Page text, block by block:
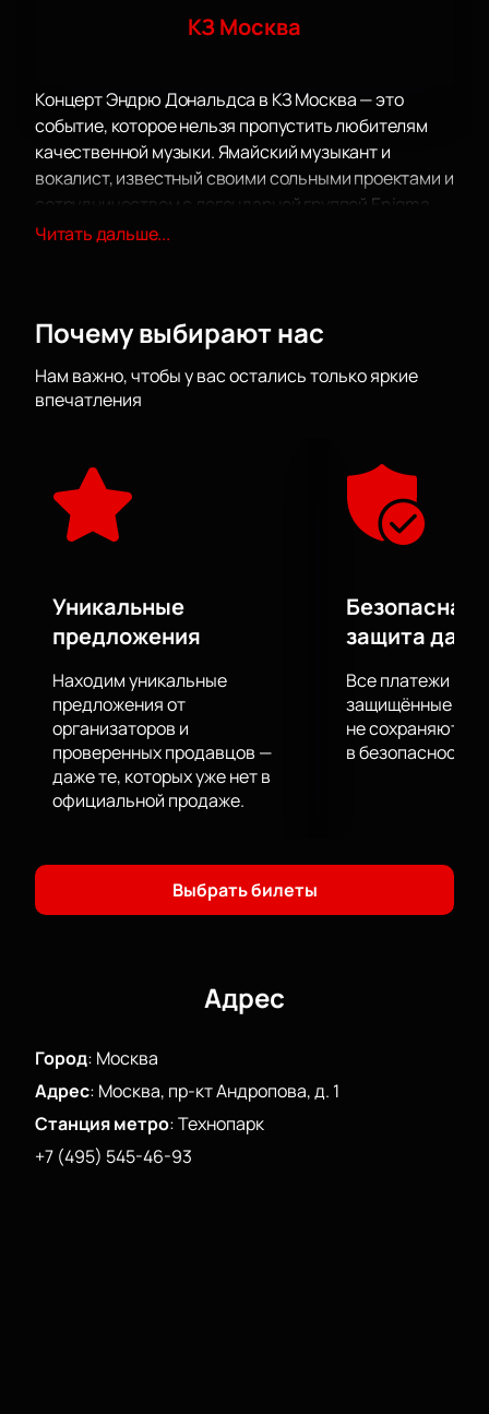
КЗ Москва
Концерт Эндрю Дональдса в КЗ Москва — это
событие, которое нельзя пропустить любителям
качественной музыки. Ямайский музыкант и
вокалист, известный своими сольными проектами и
сотрудничеством с легендарной группой Enigma,
выступит на одной из лучших концертных площадок
современным оборудованием, что подарит
Это идеальная площадка для того, чтобы
насладиться живым исполнением хитов Эндрю
На концерте прозвучат как известные композиции
музыканта, так и новые произведения. Его
уникальный голос и харизма создадут
незабываемую атмосферу вечера. Поклонники
сердца слушателей по всему миру.
Чтобы стать частью этого музыкального события,
вы можетекупить билеты
на нашем сайте. Это
удобный способ гарантировать себе место на
концерте, не выходя из дома.
Читать дальше...
Почему выбирают нас
Нам важно, чтобы у вас остались только яркие
впечатления
Уникальные
предложения
Находим уникальные
предложения от
организаторов и
проверенных продавцов —
даже те, которых уже нет в
официальной продаже.
Безопасная
защита
Все платежи
защищённые
не сохраняются
в безопасности.
Выбрать билеты
Адрес
Город: Москва
Адрес: Москва, пр-кт Андропова, д. 1
Станция метро:Технопарк
+7 (495) 545-46-93